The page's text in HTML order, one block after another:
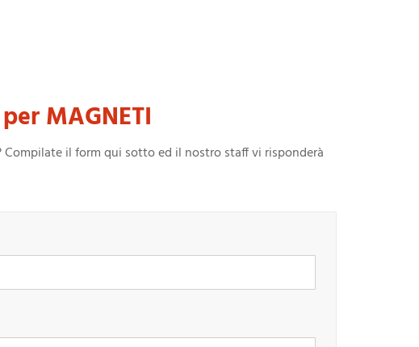
MAGNETI
il form qui sotto ed il nostro staff vi risponderà